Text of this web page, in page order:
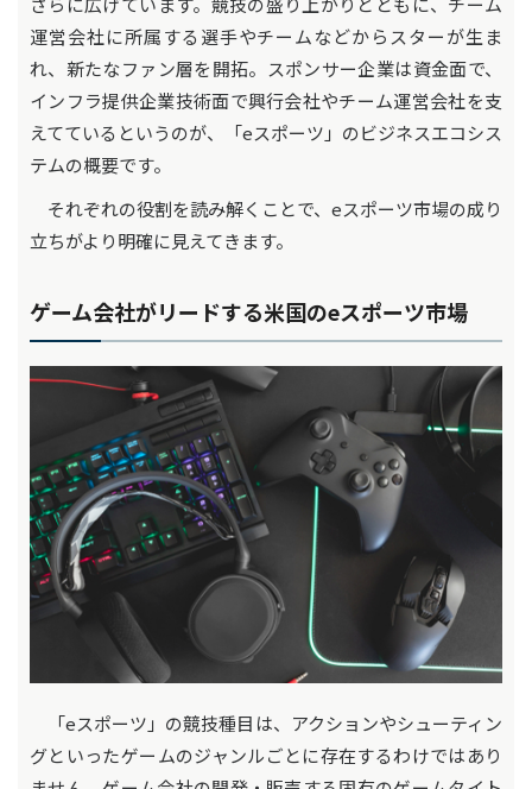
運営会社に所属する選手やチームなどからスターが生ま
れ、新たなファン層を開拓。スポンサー企業は資金面で、
インフラ提供企業技術面で興行会社やチーム運営会社を支
えてているというのが、「eスポーツ」のビジネスエコシス
テムの概要です。
それぞれの役割を読み解くことで、eスポーツ市場の成り
立ちがより明確に見えてきます。
ゲーム会社がリードする米国のeスポーツ市場
「eスポーツ」の競技種目は、アクションやシューティン
グといったゲームのジャンルごとに存在するわけではあり